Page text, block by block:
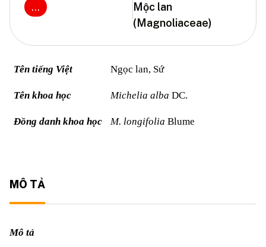
...
Mộc lan
(Magnoliaceae)
Tên tiếng Việt Ngọc lan, Sứ
Tên khoa học Michelia alba DC.
Đồng danh khoa học M. longifolia Blume
MÔ TẢ
Mô tả